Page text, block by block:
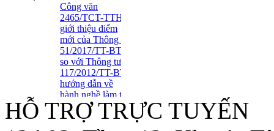
Công văn
2465/TCT-TTHT
giới thiệu điểm
mới của Thông tư
51/2017/TT-BTC
so với Thông tư
117/2012/TT-BTC
hướng dẫn về
hành nghề làm thủ
tục về thuế
Tuyển Dụng Trợ Lý Kiểm
HỖ TRỢ TRỰC TUYẾN